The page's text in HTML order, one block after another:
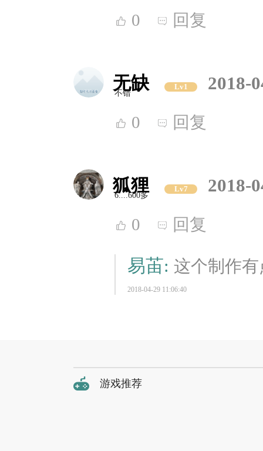
0 回复
无缺 Lv1 2018-
不错
0 回复
狐狸 Lv7 2018-
6....600多
0 回复
易苖: 这个制作
2018-04-29 11:06:40
游戏推荐